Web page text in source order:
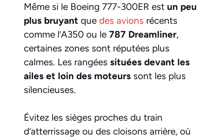
Même si le Boeing 777-300ER est un peu
plus bruyant que des avions récents
comme l’A350 ou le 787 Dreamliner,
certaines zones sont réputées plus
calmes. Les rangées situées devant les
ailes et loin des moteurs sont les plus
silencieuses.
Évitez les sièges proches du train
d’atterrissage ou des cloisons arrière, où